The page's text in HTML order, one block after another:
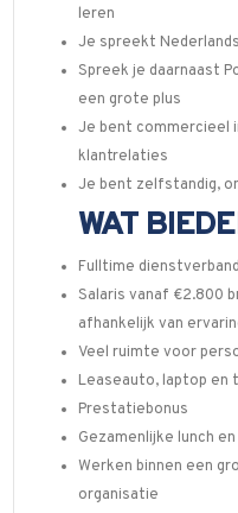
leren
Je spreekt
Spreek je daarnaast
een grote plus
Je bent commercieel
klantrelaties
Je bent zelfstandig,
WAT
Fulltime dienstverband
Salaris vanaf €2.800
afhankelijk van
Veel ruimte voor
Leaseauto, laptop en
Prestatiebonus
Gezamenlijke lunch
Werken binnen een
organisatie